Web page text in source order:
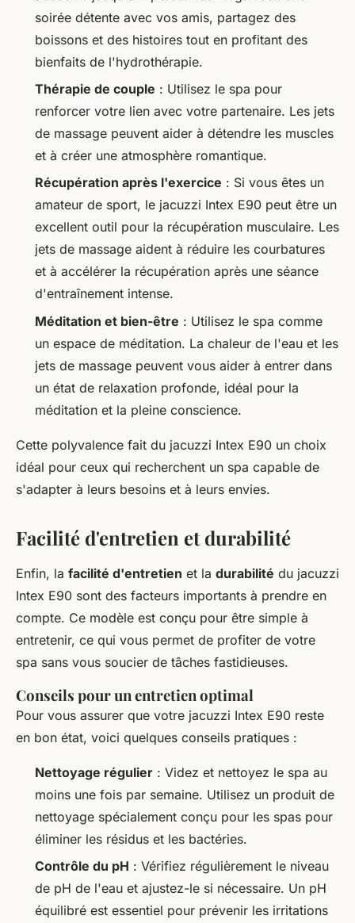
soirée détente avec vos amis, partagez des
boissons et des histoires tout en profitant des
bienfaits de l'hydrothérapie.
Thérapie de couple : Utilisez le spa pour
renforcer votre lien avec votre partenaire. Les jets
de massage peuvent aider à détendre les muscles
et à créer une atmosphère romantique.
Récupération après l'exercice : Si vous êtes un
amateur de sport, le jacuzzi Intex E90 peut être un
excellent outil pour la récupération musculaire. Les
jets de massage aident à réduire les courbatures
et à accélérer la récupération après une séance
d'entraînement intense.
Méditation et bien-être : Utilisez le spa comme
un espace de méditation. La chaleur de l'eau et les
jets de massage peuvent vous aider à entrer dans
un état de relaxation profonde, idéal pour la
méditation et la pleine conscience.
Cette polyvalence fait du jacuzzi Intex E90 un choix
idéal pour ceux qui recherchent un spa capable de
s'adapter à leurs besoins et à leurs envies.
Facilité d'entretien et durabilité
Enfin, la facilité d'entretien et la durabilité du jacuzzi
Intex E90 sont des facteurs importants à prendre en
compte. Ce modèle est conçu pour être simple à
entretenir, ce qui vous permet de profiter de votre
spa sans vous soucier de tâches fastidieuses.
Conseils pour un entretien optimal
Pour vous assurer que votre jacuzzi Intex E90 reste
en bon état, voici quelques conseils pratiques :
Nettoyage régulier : Videz et nettoyez le spa au
moins une fois par semaine. Utilisez un produit de
nettoyage spécialement conçu pour les spas pour
éliminer les résidus et les bactéries.
Contrôle du pH : Vérifiez régulièrement le niveau
de pH de l'eau et ajustez-le si nécessaire. Un pH
équilibré est essentiel pour prévenir les irritations